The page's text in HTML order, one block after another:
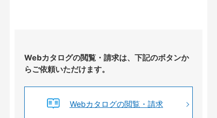
Webカタログの閲覧・請求は、下記のボタンか
らご依頼いただけます。
Webカタログの閲覧・請求